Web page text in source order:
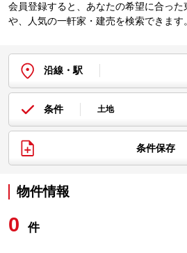
会員登録すると、あなたの希望に合っ
や、人気の一軒家・建売を検索できます。
沿線・駅
条件 土地
条件保存
物件情報
0 件